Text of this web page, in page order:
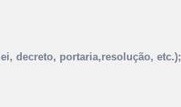
decreto, portaria,resolução, etc.);